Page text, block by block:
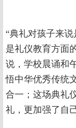
“典礼对孩子来
是礼仪教育方面
说，学校晨诵和
悟中华优秀传统
合一；这场典礼
礼，更加强了自